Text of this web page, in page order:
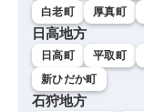
白老町
厚真町
日高地方
日高町 平取町
新ひだか町
石狩地方